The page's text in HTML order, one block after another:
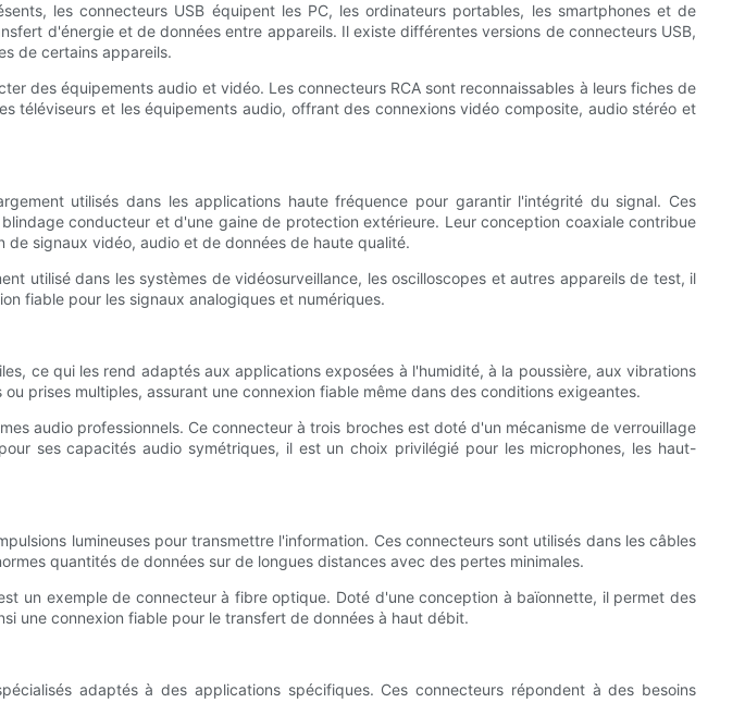
les connecteurs USB équipent les PC, les ordinateurs portables, les smartphones et de
d'énergie et de données entre appareils. Il existe différentes versions de connecteurs USB,
de certains appareils.
des équipements audio et vidéo. Les connecteurs RCA sont reconnaissables à leurs fiches de
téléviseurs et les équipements audio, offrant des connexions vidéo composite, audio stéréo et
utilisés dans les applications haute fréquence pour garantir l'intégrité du signal. Ces
conducteur et d'une gaine de protection extérieure. Leur conception coaxiale contribue
signaux vidéo, audio et de données de haute qualité.
utilisé dans les systèmes de vidéosurveillance, les oscilloscopes et autres appareils de test, il
fiable pour les signaux analogiques et numériques.
ce qui les rend adaptés aux applications exposées à l'humidité, à la poussière, aux vibrations
prises multiples, assurant une connexion fiable même dans des conditions exigeantes.
audio professionnels. Ce connecteur à trois broches est doté d'un mécanisme de verrouillage
ses capacités audio symétriques, il est un choix privilégié pour les microphones, les haut-
lumineuses pour transmettre l'information. Ces connecteurs sont utilisés dans les câbles
quantités de données sur de longues distances avec des pertes minimales.
un exemple de connecteur à fibre optique. Doté d'une conception à baïonnette, il permet des
une connexion fiable pour le transfert de données à haut débit.
adaptés à des applications spécifiques. Ces connecteurs répondent à des besoins